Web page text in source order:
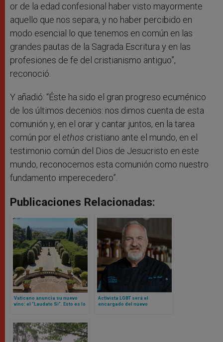
or de la edad confesional haber visto mayormente
aquello que nos separa, y no haber percibido en
modo esencial lo que tenemos en común en las
grandes pautas de la Sagrada Escritura y en las
profesiones de fe del cristianismo antiguo”,
reconoció.
Y añadió: “Éste ha sido el gran progreso ecuménico
de los últimos decenios: nos dimos cuenta de esta
comunión y, en el orar y cantar juntos, en la tarea
común por el ethos cristiano ante el mundo, en el
testimonio común del Dios de Jesucristo en este
mundo, reconocemos esta comunión como nuestro
fundamento imperecedero”.
Publicaciones Relacionadas:
Vaticano anuncia su nuevo
vino: el “Laudato Si”. Esto es lo
Activista LGBT será el
encargado del nuevo